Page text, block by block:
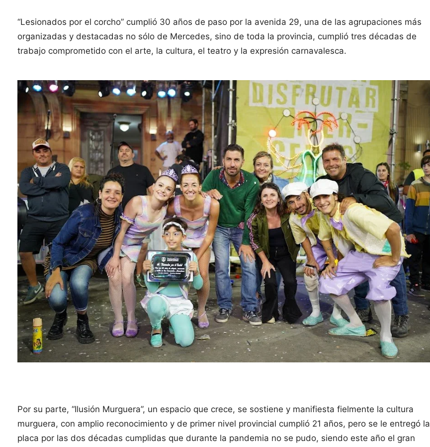
“Lesionados por el corcho” cumplió 30 años de paso por la avenida 29, una de las agrupaciones más
organizadas y destacadas no sólo de Mercedes, sino de toda la provincia, cumplió tres décadas de
trabajo comprometido con el arte, la cultura, el teatro y la expresión carnavalesca.
Por su parte, “Ilusión Murguera”, un espacio que crece, se sostiene y manifiesta fielmente la cultura
murguera, con amplio reconocimiento y de primer nivel provincial cumplió 21 años, pero se le entregó la
placa por las dos décadas cumplidas que durante la pandemia no se pudo, siendo este año el gran